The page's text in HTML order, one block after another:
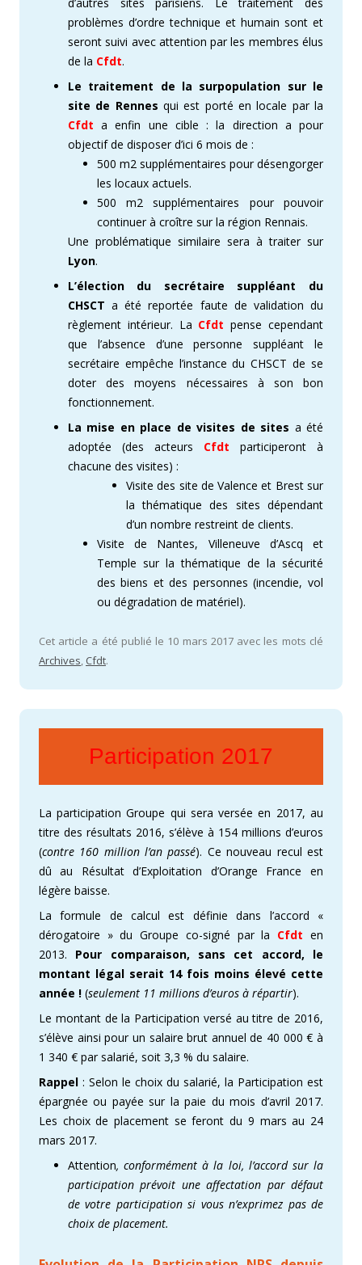
problèmes d’ordre technique et humain sont et
seront suivi avec attention par les membres élus
de la Cfdt.
Le traitement de la surpopulation sur le
site de Rennes qui est porté en locale par la
Cfdt a enfin une cible : la direction a pour
objectif de disposer d’ici 6 mois de :
500 m2 supplémentaires pour désengorger
les locaux actuels.
500 m2 supplémentaires pour pouvoir
continuer à croître sur la région Rennais.
Une problématique similaire sera à traiter sur
Lyon.
L’élection du secrétaire suppléant du
CHSCT a été reportée faute de validation du
règlement intérieur. La Cfdt pense cependant
que l’absence d’une personne suppléant le
secrétaire empêche l’instance du CHSCT de se
doter des moyens nécessaires à son bon
fonctionnement.
La mise en place de visites de sites a été
adoptée (des acteurs Cfdt
participeront à
chacune des visites) :
Visite des site de Valence et Brest sur
la thématique des sites dépendant
d’un nombre restreint de clients.
Visite de Nantes, Villeneuve d’Ascq et
Temple sur la thématique de la sécurité
des biens et des personnes (incendie, vol
ou dégradation de matériel).
Cet article a été publié le 10 mars 2017 avec les mots clé
Archives, Cfdt.
Participation 2017
La participation Groupe qui sera versée en 2017, au
titre des résultats 2016, s’élève à 154 millions d’euros
(contre 160 million l’an passé). Ce nouveau recul est
dû au Résultat d’Exploitation d’Orange France en
légère baisse.
La formule de calcul est définie dans l’accord «
dérogatoire » du Groupe co-signé par la Cfdt en
2013. Pour comparaison, sans cet accord, le
montant légal serait 14 fois moins élevé cette
année ! (seulement 11 millions d’euros à répartir).
Le montant de la Participation versé au titre de 2016,
s’élève ainsi pour un salaire brut annuel de 40 000 € à
1 340 € par salarié, soit 3,3 % du salaire.
Rappel : Selon le choix du salarié, la Participation est
épargnée ou payée sur la paie du mois d’avril 2017.
Les choix de placement se feront du 9 mars au 24
mars 2017.
Attention, conformément à la loi, l’accord sur la
participation prévoit une affectation par défaut
de votre participation si vous n’exprimez pas de
choix de placement.